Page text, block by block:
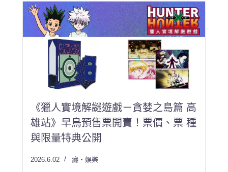
《獵人實境解謎遊戲－貪婪之島篇 高
雄站》早鳥預售票開賣！票價、票 種
與限量特典公開
2026.6.02 癮・娛樂